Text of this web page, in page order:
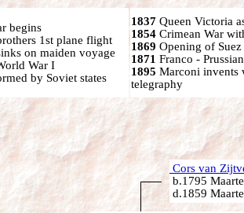
begins
1st plane flight
on maiden voyage
War I
by Soviet states
1837 Queen Victoria
1854 Crimean War
1869 Opening of Suez
1871 Franco -
1895 Marconi invents
telegraphy
Cors van
b.1795
d.1859